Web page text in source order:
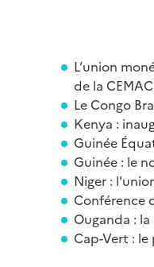
L’union
de la CEMAC
Le Congo
Kenya :
Guinée
Guinée : le
Niger :
Conférence
Ouganda :
Cap-Vert :